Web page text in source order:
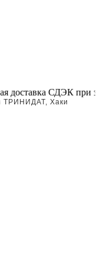
СДЭК при
ТРИНИДАТ, Хаки